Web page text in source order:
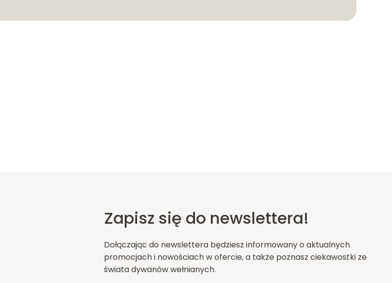
Zapisz się do newslettera!
Dołączając do newslettera będziesz informowany o aktualnych
promocjach i nowościach w ofercie, a także poznasz ciekawostki ze
świata dywanów wełnianych.